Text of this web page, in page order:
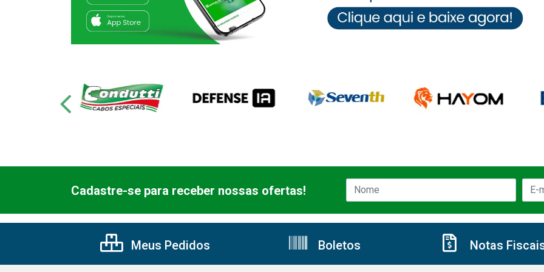
Cadastre-se para receber nossas ofertas!
Meus Pedidos Boletos Notas